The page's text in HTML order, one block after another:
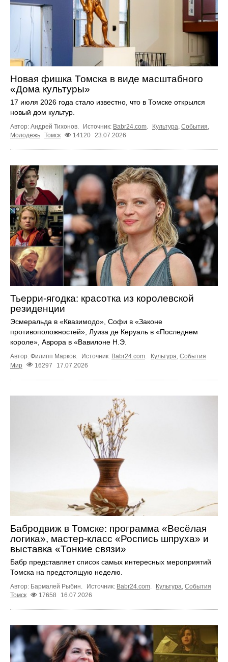
Новая фишка Томска в виде масштабного
«Дома культуры»
17 июля 2026 года стало известно, что в Томске открылся
новый дом культур.
Автор: Андрей Тихонов. Источник: Babr24.com Культура События
Молодежь Томск 14120 23.07.2026
Тьерри-ягодка: красотка из королевской
резиденции
Эсмеральда в «Квазимодо», Софи в «Законе
противоположностей», Луиза де Керуаль в «Последнем
короле», Аврора в «Вавилоне Н.Э.
Автор: Филипп Марков. Источник: Babr24.com. Культура, События
Мир
16297 17.07.2026
Бабродвиж в Томске: программа «Весёлая
логика», мастер-класс «Роспись шпруха» и
выставка «Тонкие связи»
Бабр представляет список самых интересных мероприятий
Томска на предстоящую неделю.
Автор: Бармалей Рыбин. Источник: Babr24.com. Культура, События
Томск
17658 16.07.2026